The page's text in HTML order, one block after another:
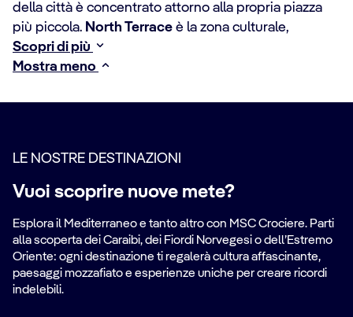
della città è concentrato attorno alla propria piazza
più piccola. North Terrace è la zona culturale,
Scopri di più
Mostra meno
LE NOSTRE DESTINAZIONI
Vuoi scoprire nuove mete?
Esplora il Mediterraneo e tanto altro con MSC Crociere. Parti
alla scoperta dei Caraibi, dei Fiordi Norvegesi o dell’Estremo
Oriente: ogni destinazione ti regalerà cultura affascinante,
paesaggi mozzafiato e esperienze uniche per creare ricordi
indelebili.